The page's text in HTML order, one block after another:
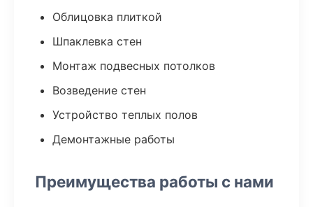
Облицовка плиткой
Шпаклевка стен
Монтаж подвесных потолков
Возведение стен
Устройство теплых полов
Демонтажные работы
Преимущества работы с нами